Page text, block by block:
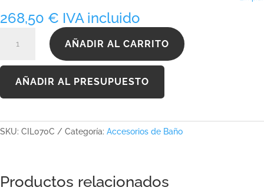
268,50 € IVA incluido
cantidad
AÑADIR AL CARRITO
AÑADIR AL PRESUPUESTO
SKU: CIL070C Categoría: Accesorios de Baño
Productos relacionados